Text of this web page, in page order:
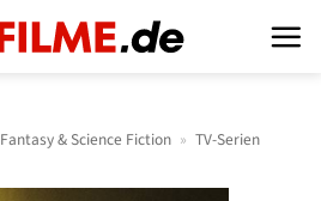
Fantasy & Science Fiction » TV-Serien